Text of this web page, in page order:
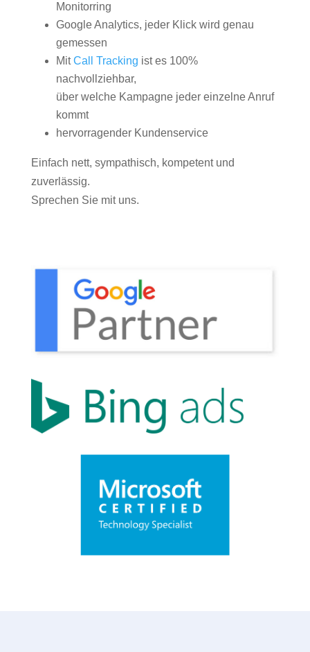
Monitorring
Google Analytics, jeder Klick wird genau
gemessen
MitCall Tracking ist es 100%
nachvollziehbar,
über welche Kampagne jeder einzelne Anruf
kommt
hervorragender Kundenservice
Einfach nett, sympathisch, kompetent und
zuverlässig.
Sprechen Sie mit uns.